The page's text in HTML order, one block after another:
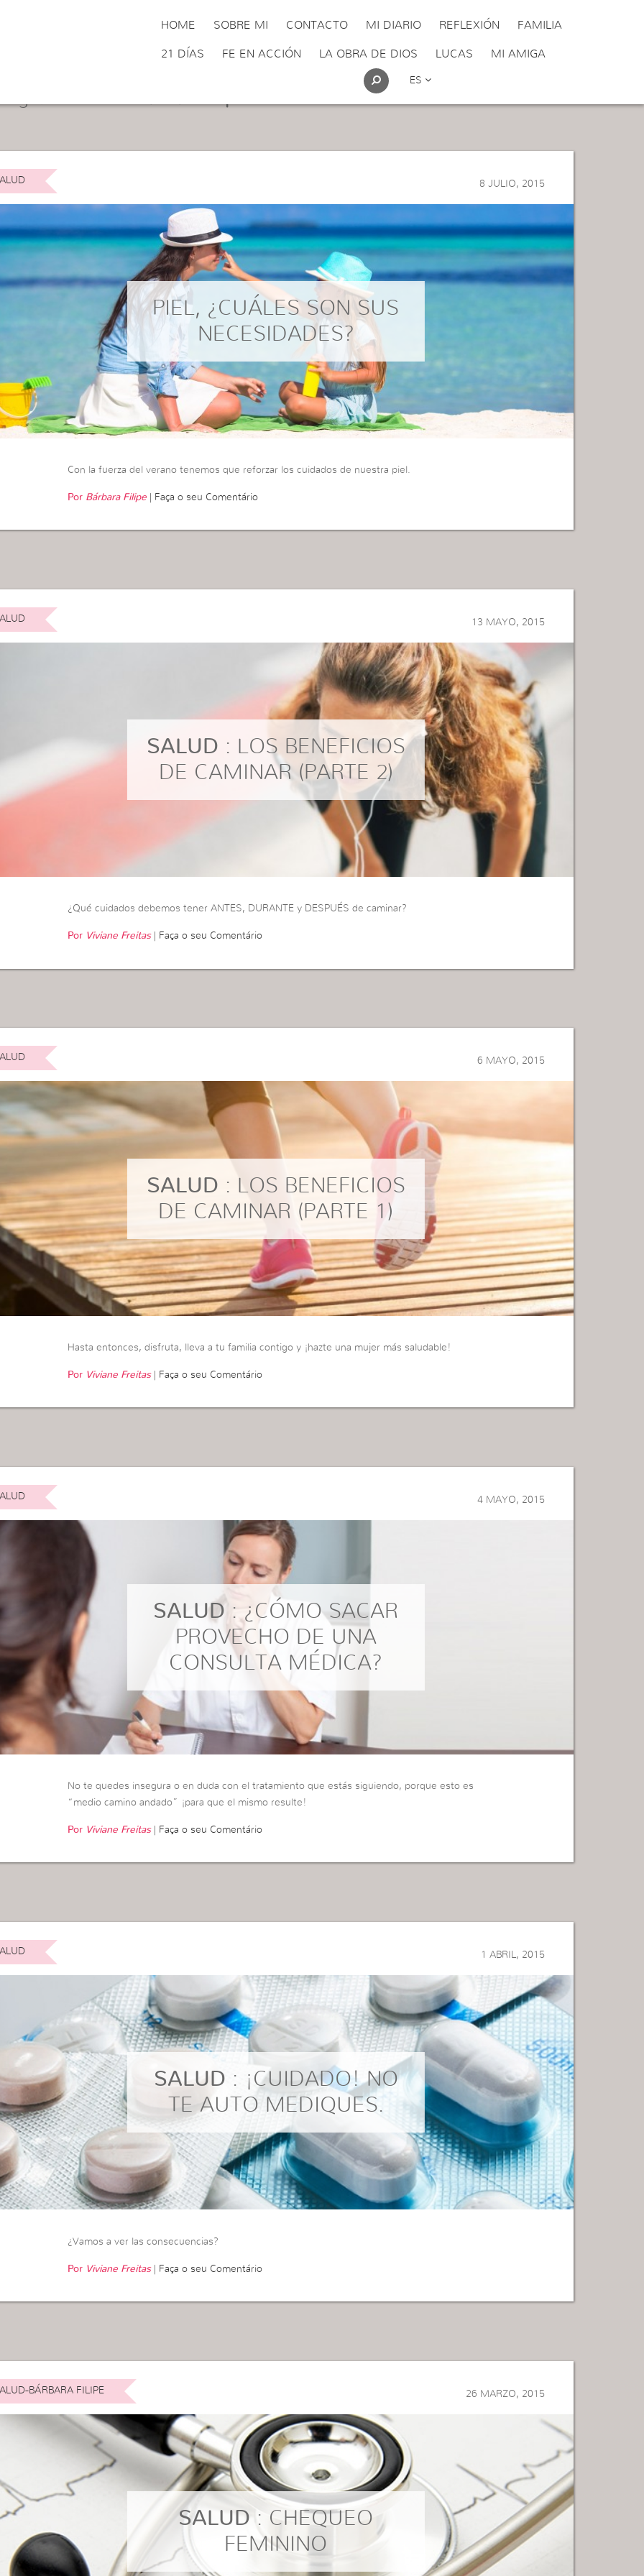
HOME SOBRE MI CONTACTO MI DIARIO REFLEXIÓN FAMILIA
21 DÍAS FE EN ACCIÓN LA OBRA DE DIOS LUCAS MI AMIGA
ES
8 JULIO, 2015
PIEL, ¿CUÁLES SON SUS
NECESIDADES?
Con la fuerza del verano tenemos que reforzar los cuidados de nuestra piel.
Por Bárbara Filipe Faça o seu Comentário
13 MAYO, 2015
SALUD : LOS BENEFICIOS
DE CAMINAR (PARTE 2)
¿Qué cuidados debemos tener ANTES, DURANTE y DESPUÉS de caminar?
Por Viviane Freitas| Faça o seu Comentário
6 MAYO, 2015
SALUD : LOS BENEFICIOS
DE CAMINAR (PARTE 1)
Hasta entonces, disfruta, lleva a tu familia contigo y ¡hazte una mujer más saludable!
Por Viviane Freitas| Faça o seu Comentário
4 MAYO, 2015
SALUD : ¿CÓMO SACAR
PROVECHO DE UNA
CONSULTA MÉDICA?
No te quedes insegura o en duda con el tratamiento que estás siguiendo, porque esto es
“medio camino andado” ¡para que el mismo resulte!
Por Viviane Freitas| Faça o seu Comentário
1 ABRIL, 2015
SALUD : ¡CUIDADO! NO
TE AUTO MEDIQUES.
¿Vamos a ver las consecuencias?
Por Viviane Freitas| Faça o seu Comentário
BÁRBARA FILIPE 26 MARZO, 2015
SALUD : CHEQUEO
FEMININO